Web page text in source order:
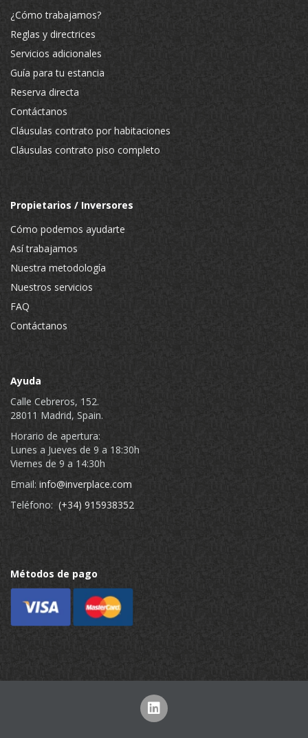
¿Cómo trabajamos?
Reglas y directrices
Servicios adicionales
Guía para tu estancia
Reserva directa
Contáctanos
Cláusulas contrato por habitaciones
Cláusulas contrato piso completo
Propietarios / Inversores
Cómo podemos ayudarte
Así trabajamos
Nuestra metodología
Nuestros servicios
FAQ
Contáctanos
Ayuda
Calle Cebreros, 152.
28011 Madrid, Spain.
Horario de apertura:
Lunes a Jueves de 9 a 18:30h
Viernes de 9 a 14:30h
Email: info@inverplace.com
Teléfono: (+34) 915938352
Métodos de pago